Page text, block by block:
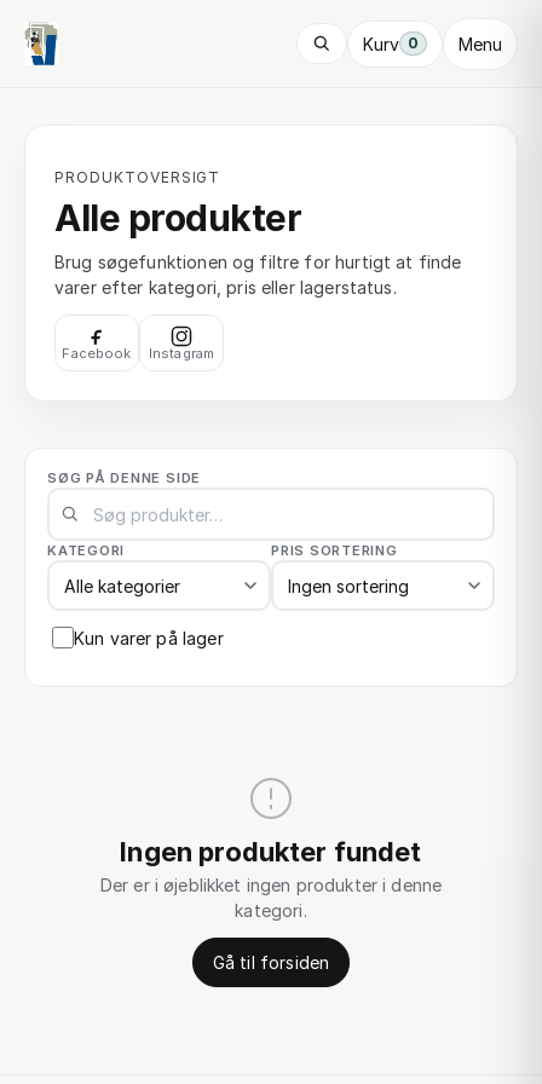
Kurv 0 Menu
PRODUKTOVERSIGT
Alle produkter
Brug søgefunktionen og filtre for hurtigt at finde
varer efter kategori, pris eller lagerstatus.
Facebook Instagram
SØG PÅ DENNE SIDE
KATEGORI PRIS SORTERING
Kun varer på lager
Ingen produkter fundet
Der er i øjeblikket ingen produkter i denne
kategori.
Gå til forsiden